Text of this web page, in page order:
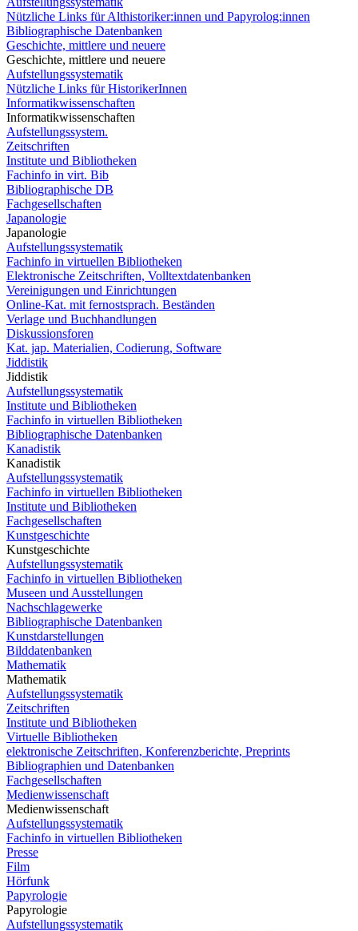
Nützliche Links für Althistoriker:innen und Papyrolog:innen
Bibliographische Datenbanken
Geschichte, mittlere und neuere
Geschichte, mittlere und neuere
Aufstellungssystematik
Nützliche Links für HistorikerInnen
Informatikwissenschaften
Informatikwissenschaften
Aufstellungssystem.
Zeitschriften
Institute und Bibliotheken
Fachinfo in virt. Bib
Bibliographische DB
Fachgesellschaften
Japanologie
Japanologie
Aufstellungssystematik
Fachinfo in virtuellen Bibliotheken
Elektronische Zeitschriften, Volltextdatenbanken
Vereinigungen und Einrichtungen
Online-Kat. mit fernostsprach. Beständen
Verlage und Buchhandlungen
Diskussionsforen
Kat. jap. Materialien, Codierung, Software
Jiddistik
Jiddistik
Aufstellungssystematik
Institute und Bibliotheken
Fachinfo in virtuellen Bibliotheken
Bibliographische Datenbanken
Kanadistik
Kanadistik
Aufstellungssystematik
Fachinfo in virtuellen Bibliotheken
Institute und Bibliotheken
Fachgesellschaften
Kunstgeschichte
Kunstgeschichte
Aufstellungssystematik
Fachinfo in virtuellen Bibliotheken
Museen und Ausstellungen
Nachschlagewerke
Bibliographische Datenbanken
Kunstdarstellungen
Bilddatenbanken
Mathematik
Mathematik
Aufstellungssystematik
Zeitschriften
Institute und Bibliotheken
Virtuelle Bibliotheken
elektronische Zeitschriften, Konferenzberichte, Preprints
Bibliographien und Datenbanken
Fachgesellschaften
Medienwissenschaft
Medienwissenschaft
Aufstellungssystematik
Fachinfo in virtuellen Bibliotheken
Presse
Film
Hörfunk
Papyrologie
Papyrologie
Aufstellungssystematik